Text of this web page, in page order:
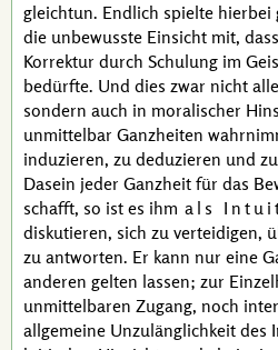
gleichtun. Endlich spielte hierbei
die unbewusste Einsicht mit,
Korrektur durch Schulung im
bedürfte. Und dies zwar nicht
sondern auch in moralischer
unmittelbar Ganzheiten
induzieren, zu deduzieren und
Dasein jeder Ganzheit für das
schafft, so ist es ihm als
diskutieren, sich zu verteidigen,
zu antworten. Er kann nur eine
anderen gelten lassen; zur
unmittelbaren Zugang, noch
allgemeine Unzulänglichkeit des